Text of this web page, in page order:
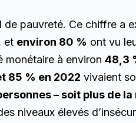
pauvreté. Ce chiffre a
et environ 80 % ont vu
monétaire à environ 48,3
85 % en 2022 vivaient
– soit plus de
niveaux élevés